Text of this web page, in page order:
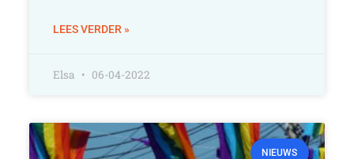
LEES VERDER »
Elsa 06-04-2022
NIEUWS